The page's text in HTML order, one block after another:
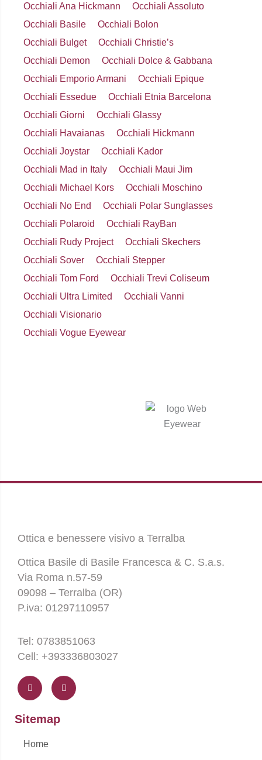
Occhiali Ana Hickmann
Occhiali Assoluto
Occhiali Basile
Occhiali Bolon
Occhiali Bulget
Occhiali Christie’s
Occhiali Demon
Occhiali Dolce & Gabbana
Occhiali Emporio Armani
Occhiali Epique
Occhiali Essedue
Occhiali Etnia Barcelona
Occhiali Giorni
Occhiali Glassy
Occhiali Havaianas
Occhiali Hickmann
Occhiali Joystar
Occhiali Kador
Occhiali Mad in Italy
Occhiali Maui Jim
Occhiali Michael Kors
Occhiali Moschino
Occhiali No End
Occhiali Polar Sunglasses
Occhiali Polaroid
Occhiali RayBan
Occhiali Rudy Project
Occhiali Skechers
Occhiali Sover
Occhiali Stepper
Occhiali Tom Ford
Occhiali Trevi Coliseum
Occhiali Ultra Limited
Occhiali Vanni
Occhiali Visionario
Occhiali Vogue Eyewear
Ottica e benessere visivo a Terralba
Ottica Basile di Basile Francesca & C. S.a.s.
Via Roma n.57-59
09098 – Terralba (OR)
P.iva: 01297110957
Tel: 0783851063
Cell: +393336803027
a
c
e
b
o
-
f
n
s
t
a
Sitemap
Home